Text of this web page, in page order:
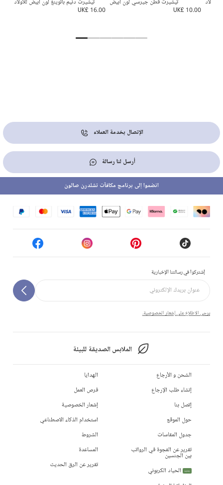
تيشيرت دنيم باتوينغ لون أبيض للأولاد
UK£ 16.00
تيشيرت قطن جيرسي لون أبيض
UK£ 10.00
الإتصال بخدمة العملاء
أرسل لنا رسالة
إشتركوا في رسالتنا الإخبارية
يرجى الاطلاع على إشعار الخصوصية.
الملابس الصديقة للبيئة
انضموا إلى برنامج مكافآت تشلدرن صالون
الشحن و الأرجاع
إنشاء طلب الإرجاع
إتصل بنا
حول الموقع
جدول المقاسات
تقرير عن الفجوة في الرواتب
بين الجنسين
جديد
الحياد الكربوني
الهدايا
فرص العمل
إشعار الخصوصية
استخدام الذكاء الاصطناعي
الشروط
المساعدة
تقرير عن الرق الحديث